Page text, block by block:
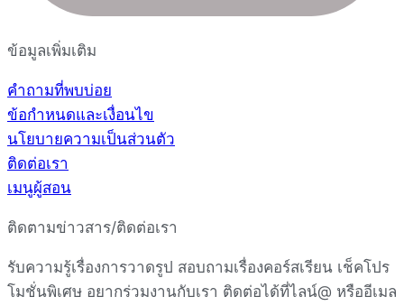
ข้อมูลเพิ่มเติม
คำถามที่พบบ่อย
ข้อกำหนดและเงื่อนไข
นโยบายความเป็นส่วนตัว
ติดต่อเรา
เมนูผู้สอน
ติดตามข่าวสาร/ติดต่อเรา
รับความรู้เรื่องการวาดรูป สอบถามเรื่องคอร์สเรียน เช็คโปร
โมชั่นพิเศษ อยากร่วมงานกับเรา ติดต่อได้ที่ไลน์@ หรืออีเมล